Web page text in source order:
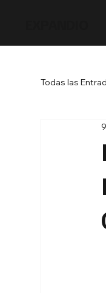
Todas las